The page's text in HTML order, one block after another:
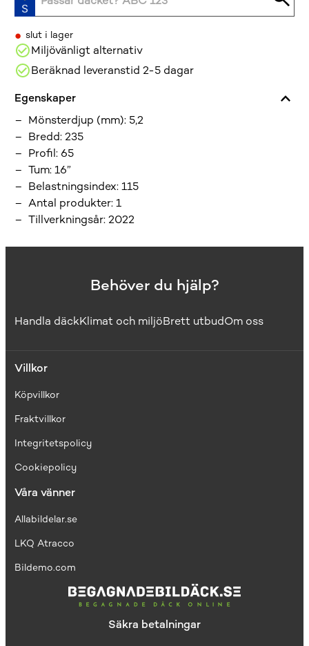
• slut i lager
Miljövänligt alternativ
Beräknad leveranstid 2-5 dagar
Egenskaper
Mönsterdjup (mm): 5,2
Bredd:235
Profil: 65
Tum:16”
Belastningsindex:115
Antal produkter:1
Tillverkningsår:2022
Behöver du hjälp?
Handla däckKlimat och miljöBrett utbudOm oss
Villkor
Köpvillkor
Fraktvillkor
Integritetspolicy
Cookiepolicy
Våra vänner
Allabildelar.se
LKQ Atracco
Bildemo.com
Säkra betalningar